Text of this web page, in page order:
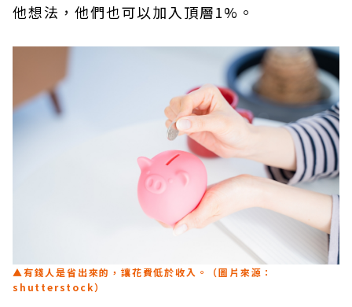
他想法，他們也可以加入頂層1%。
▲有錢人是省出來的，讓花費低於收入。（圖片來源：
shutterstock）